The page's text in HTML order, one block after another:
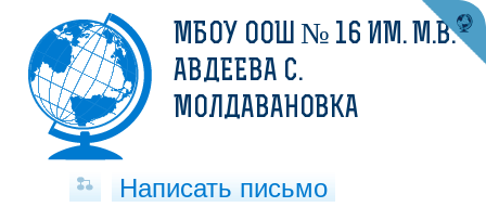
МБОУ ООШ № 16 ИМ. М.В.
АВДЕЕВА С.
МОЛДАВАНОВКА
Написать письмо